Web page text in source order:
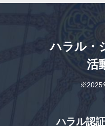
ハラル・
活
※2025
ハラル認